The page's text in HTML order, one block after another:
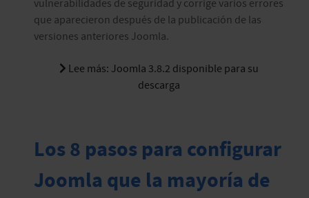
vulnerabilidades de seguridad y corrige varios errores
que aparecieron después de la publicación de las
versiones anteriores Joomla.
Lee más: Joomla 3.8.2 disponible para su
descarga
Los 8 pasos para configurar
Joomla que la mayoría de